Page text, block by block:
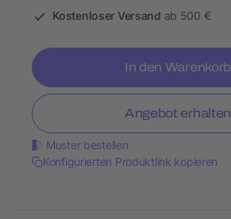
Kostenloser Versand ab 500 €
In den Warenkorb
Angebot erhalten
Muster bestellen
Konfigurierten Produktlink kopieren